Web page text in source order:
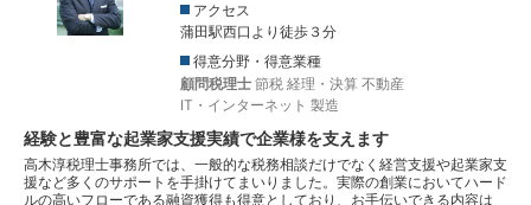
アクセス
蒲田駅西口より徒歩３分
得意分野・得意業種
顧問税理士 節税 経理・決算 不動産
IT・インターネット 製造
経験と豊富な起業家支援実績で企業様を支えます
高木淳税理士事務所では、一般的な税務相談だけでなく経営支援や起業家支
援など多くのサポートを手掛けてまいりました。実際の創業においてハード
ルの高いフローである融資獲得も得意としており、お手伝いできる内容は